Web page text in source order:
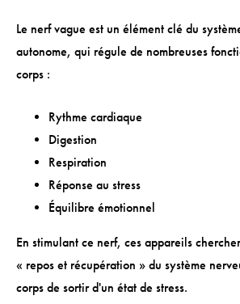
Le nerf vague est un élément clé du
autonome, qui régule de nombreuses
corps :
Rythme cardiaque
Digestion
Respiration
Réponse au stress
Équilibre émotionnel
En stimulant ce nerf, ces appareils
« repos et récupération » du système
corps de sortir d'un état de stress.